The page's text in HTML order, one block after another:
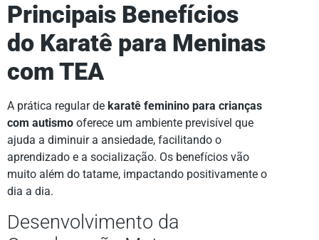
Principais Benefícios
do Karatê para Meninas
com TEA
A prática regular de karatê feminino para crianças
com autismo oferece um ambiente previsível que
ajuda a diminuir a ansiedade, facilitando o
aprendizado e a socialização. Os benefícios vão
muito além do tatame, impactando positivamente o
dia a dia.
Desenvolvimento da